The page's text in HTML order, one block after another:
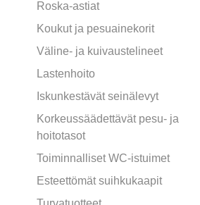
Roska-astiat
Koukut ja pesuainekorit
Väline- ja kuivaustelineet
Lastenhoito
Iskunkestävät seinälevyt
Korkeussäädettävät pesu- ja
hoitotasot
Toiminnalliset WC-istuimet
Esteettömät suihkukaapit